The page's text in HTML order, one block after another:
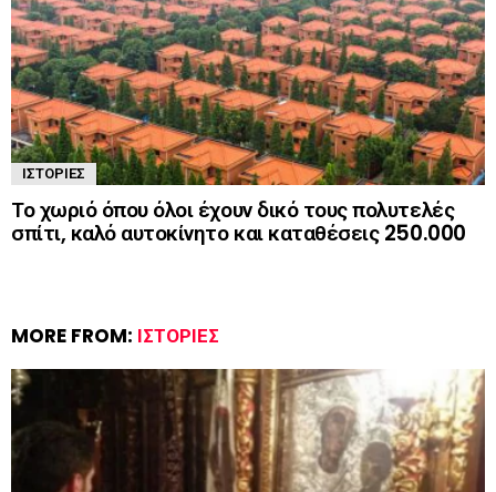
ΙΣΤΟΡΊΕΣ
Το χωριό όπου όλοι έχουν δικό τους πολυτελές
σπίτι, καλό αυτοκίνητο και καταθέσεις 250.000
MORE FROM: ΙΣΤΟΡΊΕΣ